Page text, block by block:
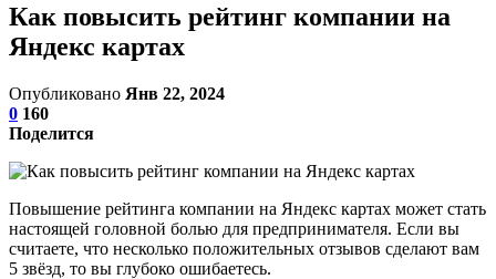
Как повысить рейтинг компании на
Яндекс картах
Опубликовано Янв 22, 2024
0 160
Поделится
Повышение рейтинга компании на Яндекс картах может стать
настоящей головной болью для предпринимателя. Если вы
считаете, что несколько положительных отзывов сделают вам
5 звёзд, то вы глубоко ошибаетесь.